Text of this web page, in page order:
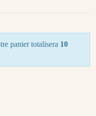
panier totalisera 10